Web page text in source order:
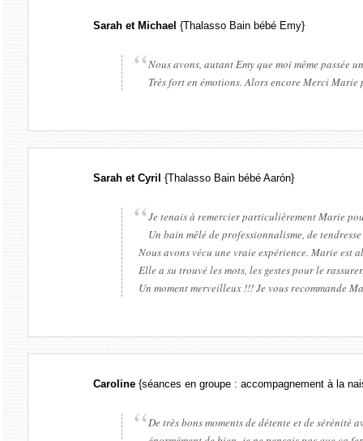
Sarah et Michael {Thalasso Bain bébé Emy}
Nous avons, autant Emy que moi même passée
Très fort en émotions. Alors encore Merci
Sarah et Cyril {Thalasso Bain bébé Aarón}
Je tenais à remercier particulièrement Marie
Un bain mêlé de professionnalisme, de
Nous avons vécu une vraie expérience. Marie est
Elle a su trouvé les mots, les gestes pour le
Un moment merveilleux !!! Je vous recommande
Caroline {séances en groupe : accompagnement à la
De très bons moments de détente et de sérénité